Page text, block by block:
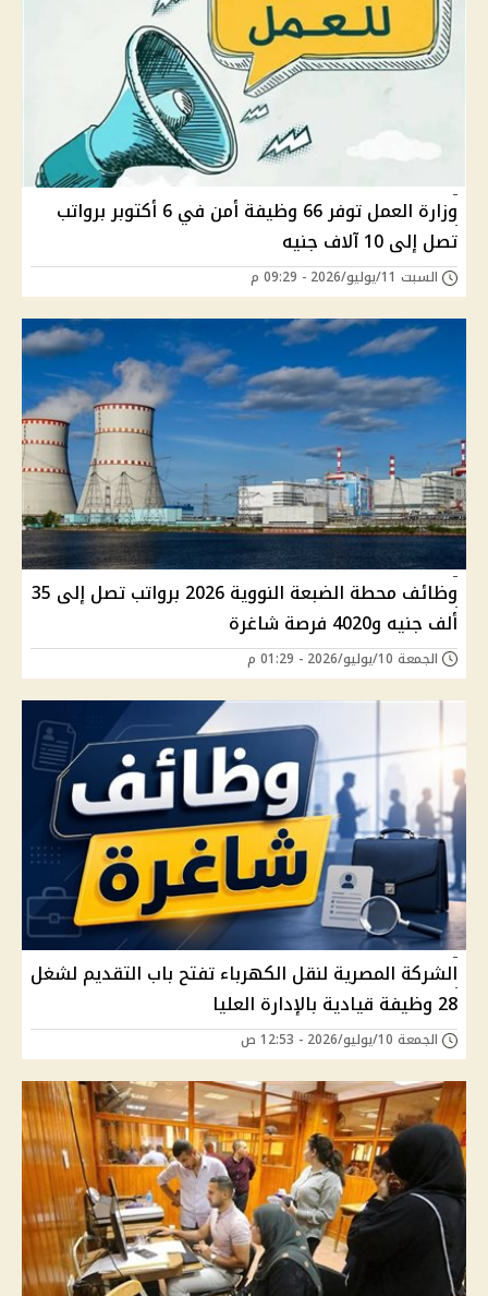
وزارة العمل توفر 66 وظيفة أمن في 6 أكتوبر برواتب
تصل إلى 10 آلاف جنيه
السبت 11/يوليو/2026 - 09:29 م
وظائف محطة الضبعة النووية 2026 برواتب تصل إلى 35
ألف جنيه و4020 فرصة شاغرة
الجمعة 10/يوليو/2026 - 01:29 م
الشركة المصرية لنقل الكهرباء تفتح باب التقديم لشغل
28 وظيفة قيادية بالإدارة العليا
الجمعة 10/يوليو/2026 - 12:53 ص